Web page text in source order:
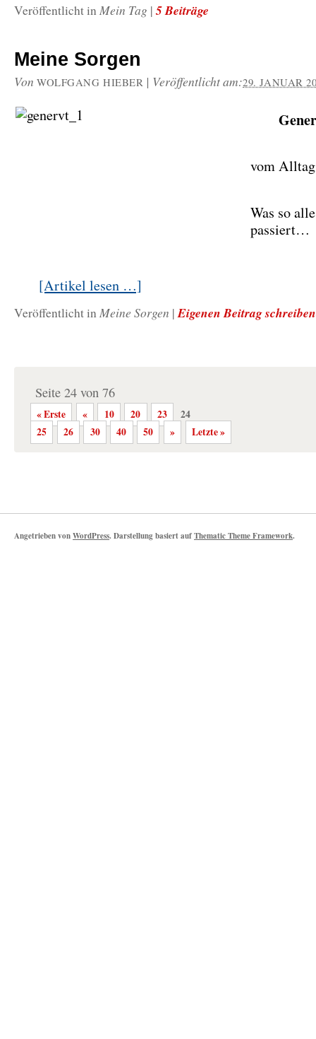
Veröffentlicht in Mein Tag | 5 Beiträge
Meine Sorgen
Von WOLFGANG HIEBER | Veröffentlicht am:29. JANUAR
vom
Was so
passiert…
[Artikel lesen …]
Veröffentlicht in Meine Sorgen | Eigenen Beitrag schreiben
Seite 24 von 76
« Erste « 10 20 23
24
25
26 30 40 50 » Letzte »
Angetrieben vonWordPress. Darstellung basiert aufThematic Theme Framework.